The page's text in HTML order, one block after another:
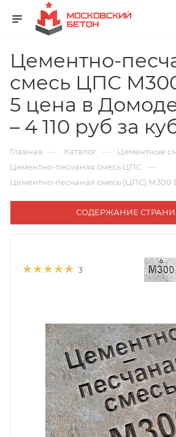
Цементно-
смесь ЦПС
5 цена в
– 4 110 руб за
Главная — Каталог — Цементные
Цементно-песчаная смесь ЦПС —
Цементно-песчаная смесь (ЦПС) М300
СОДЕРЖАНИЕ
3